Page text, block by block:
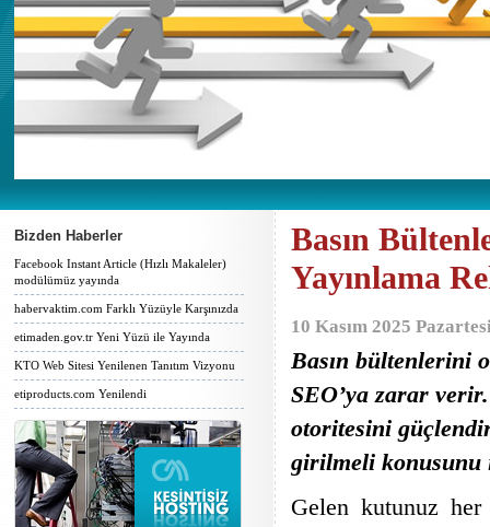
Bizden Haberler
Facebook Instant Article (Hızlı Makaleler)
modülümüz yayında
habervaktim.com Farklı Yüzüyle Karşınızda
etimaden.gov.tr Yeni Yüzü ile Yayında
KTO Web Sitesi Yenilenen Tanıtım Vizyonu
etiproducts.com Yenilendi
Basın
Yayınlama
10 Kasım 2025
Basın bültenlerini
SEO’ya zarar
otoritesini
girilmeli konusunu
Gelen kutunuz